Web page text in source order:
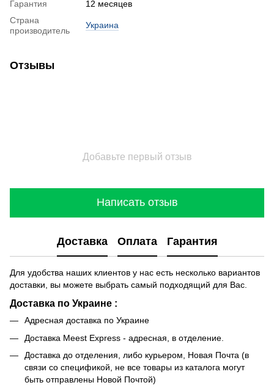
Гарантия
12 месяцев
Страна
производитель
Украина
Отзывы
Добавьте первый отзыв
Написать отзыв
Доставка Оплата Гарантия
Для удобства наших клиентов у нас есть несколько вариантов
доставки, вы можете выбрать самый подходящий для Вас.
Доставка по Украине :
Адресная доставка по Украине
Доставка Meest Express - адресная, в отделение.
Доставка до отделения, либо курьером, Новая Почта (в
связи со спецификой, не все товары из каталога могут
быть отправлены Новой Почтой)